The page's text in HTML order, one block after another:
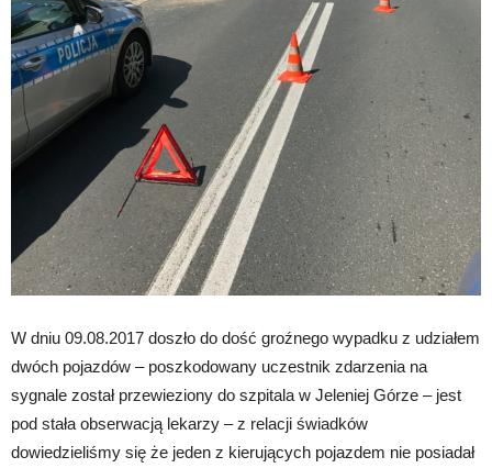
W dniu 09.08.2017 doszło do dość groźnego wypadku z udziałem
dwóch pojazdów – poszkodowany uczestnik zdarzenia na
sygnale został przewieziony do szpitala w Jeleniej Górze – jest
pod stała obserwacją lekarzy – z relacji świadków
dowiedzieliśmy się że jeden z kierujących pojazdem nie posiadał